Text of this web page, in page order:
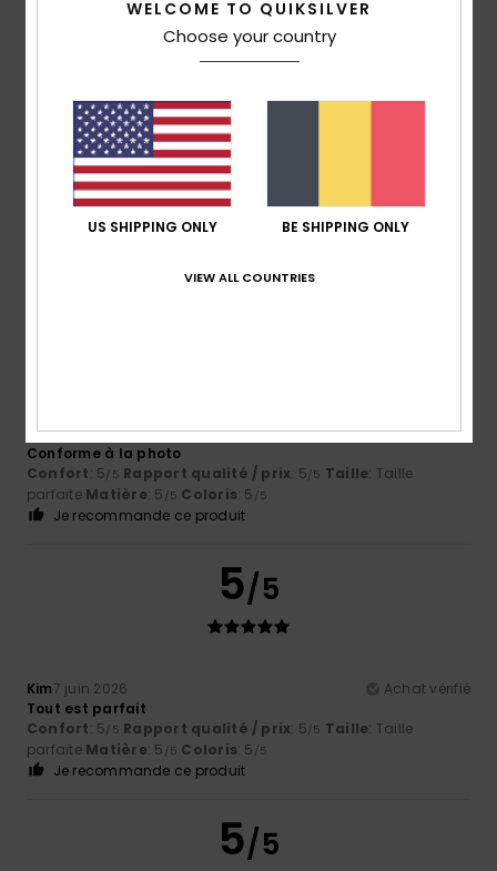
Confort
Rapport qualité / prix
Taille
Trop petit Trop grand
Matière
Coloris
Mireille21 juin 2026
Achat vérifié
Conforme à la photo
Confort: 5/5 Rapport qualité / prix: 5/5 Taille: Taille
parfaite Matière: 5 /5 Coloris: 5 /5
Je recommande ce produit
5/5
Kim7 juin 2026
Achat vérifié
Tout est parfait
Confort: 5/5 Rapport qualité / prix: 5/5 Taille: Taille
parfaite Matière: 5 /5 Coloris: 5 /5
Je recommande ce produit
5/5
WELCOME TO QUIKSILVER
Choose your country
US SHIPPING ONLY BE SHIPPING ONLY
VIEW ALL COUNTRIES